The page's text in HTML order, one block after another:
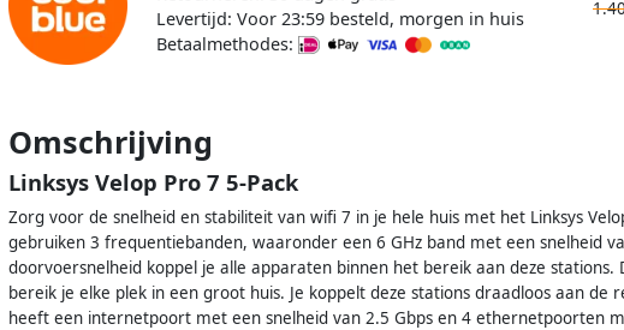
Levertijd: Voor 23:59 besteld, morgen in huis
Betaalmethodes:
Omschrijving
Linksys Velop Pro 7 5-Pack
Zorg voor de snelheid en stabiliteit van wifi 7 in je hele huis met het Linksys
gebruiken 3 frequentiebanden, waaronder een 6 GHz band met een snelheid
doorvoersnelheid koppel je alle apparaten binnen het bereik aan deze
bereik je elke plek in een groot huis. Je koppelt deze stations draadloos aan de
heeft een internetpoort met een snelheid van 2.5 Gbps en 4 ethernetpoorten